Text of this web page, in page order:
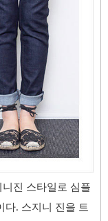
진 스타일로 심플
다. 스지니 진을 트